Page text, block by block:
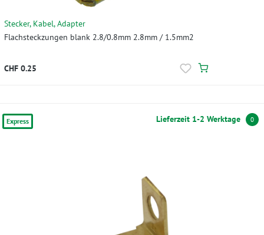
Stecker, Kabel, Adapter
Flachsteckzungen blank 2.8/0.8mm 2.8mm / 1.5mm2
CHF 0.25
Express Lieferzeit 1-2 Werktage 0